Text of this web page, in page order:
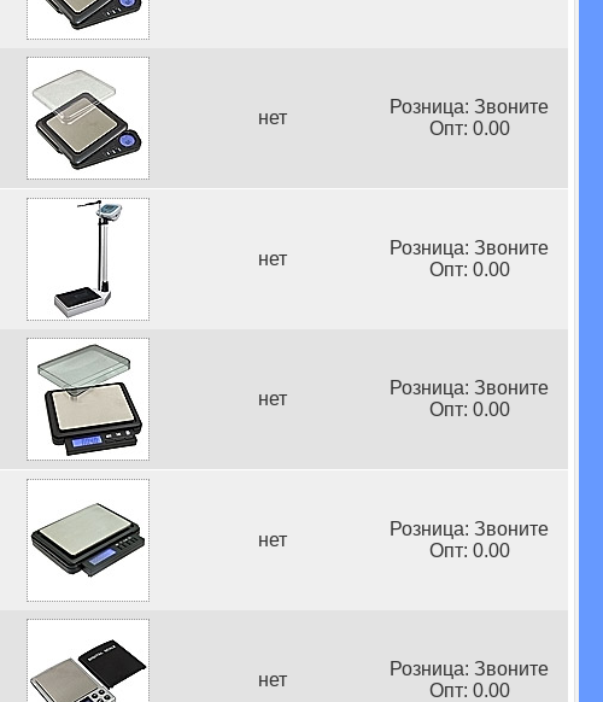
нет
Розница: Звоните
Опт: 0.00
нет
Розница: Звоните
Опт: 0.00
нет
Розница: Звоните
Опт: 0.00
нет
Розница: Звоните
Опт: 0.00
нет
Розница: Звоните
Опт: 0.00